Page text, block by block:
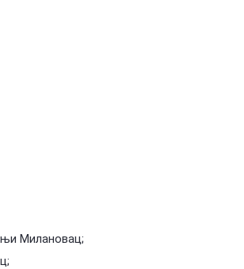
Милановац;